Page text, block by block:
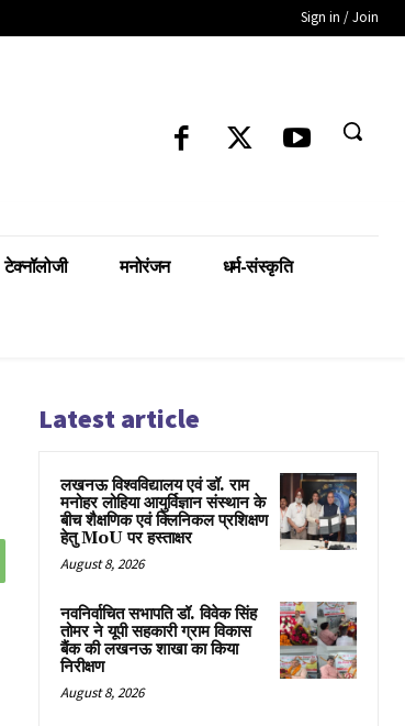
Sign in / Join
टेक्नॉलोजी मनोरंजन धर्म-संस्कृति
Latest article
लखनऊ विश्वविद्यालय एवं डॉ. राम
मनोहर लोहिया आयुर्विज्ञान संस्थान के
बीच शैक्षणिक एवं क्लिनिकल प्रशिक्षण
हेतु MoU पर हस्ताक्षर
August 8, 2026
नवनिर्वाचित सभापति डॉ. विवेक सिंह
तोमर ने यूपी सहकारी ग्राम विकास
बैंक की लखनऊ शाखा का किया
निरीक्षण
August 8, 2026